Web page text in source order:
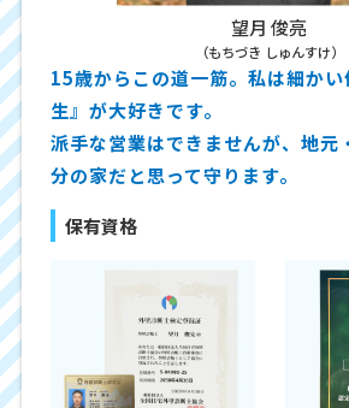
望月 俊亮
（もちづき しゅんすけ）
15歳からこの道一筋。私は細か
生』が大好きです。
派手な営業はできませんが、地元
分の家だと思って守ります。
保有資格